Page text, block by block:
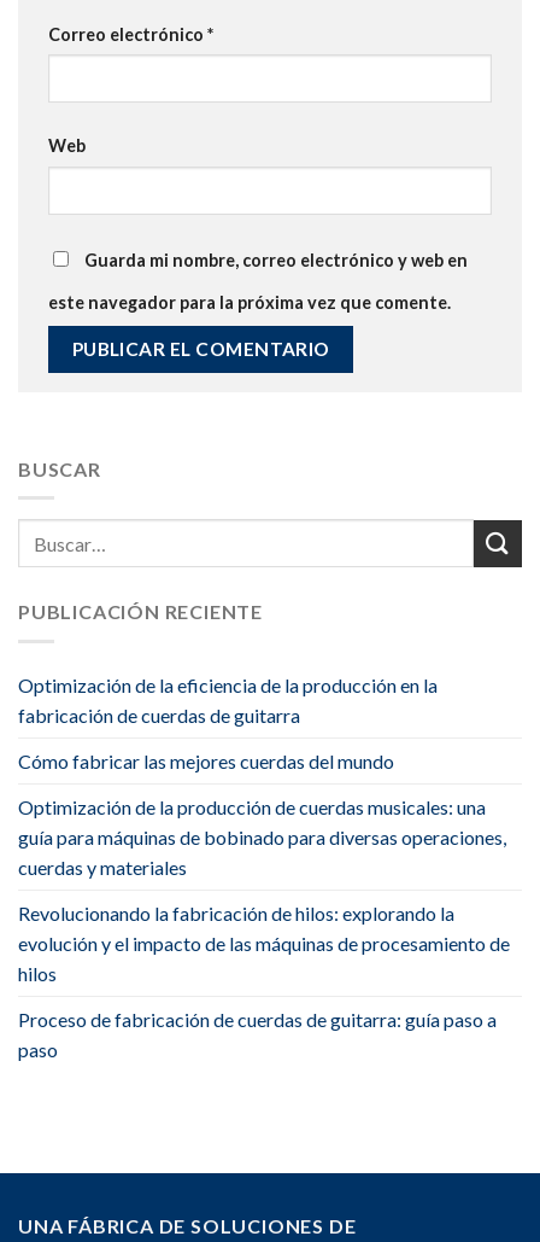
Correo electrónico *
Web
Guarda mi nombre, correo electrónico y web en
este navegador para la próxima vez que comente.
BUSCAR
PUBLICACIÓN RECIENTE
Optimización de la eficiencia de la producción en la
fabricación de cuerdas de guitarra
Cómo fabricar las mejores cuerdas del mundo
Optimización de la producción de cuerdas musicales: una
guía para máquinas de bobinado para diversas operaciones,
cuerdas y materiales
Revolucionando la fabricación de hilos: explorando la
evolución y el impacto de las máquinas de procesamiento de
hilos
Proceso de fabricación de cuerdas de guitarra: guía paso a
paso
UNA FÁBRICA DE SOLUCIONES DE